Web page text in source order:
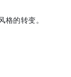
的转变。